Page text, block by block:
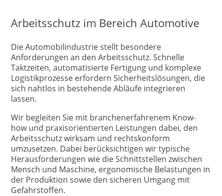
Arbeitsschutz im Bereich Automotive
Die Automobilindustrie stellt besondere
Anforderungen an den Arbeitsschutz. Schnelle
Taktzeiten, automatisierte Fertigung und komplexe
Logistikprozesse erfordern Sicherheitslösungen, die
sich nahtlos in bestehende Abläufe integrieren
lassen.
Wir begleiten Sie mit branchenerfahrenem Know-
how und praxisorientierten Leistungen dabei, den
Arbeitsschutz wirksam und rechtskonform
umzusetzen. Dabei berücksichtigen wir typische
Herausforderungen wie die Schnittstellen zwischen
Mensch und Maschine, ergonomische Belastungen in
der Produktion sowie den sicheren Umgang mit
Gefahrstoffen.